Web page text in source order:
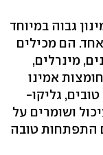
גבוה במיוחד
הם מכילים
מינרלים,
אמינו
טובים, גליקו-
ושומרים על
התפתחות טובה